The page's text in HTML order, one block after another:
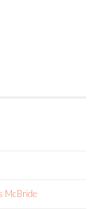
McBride